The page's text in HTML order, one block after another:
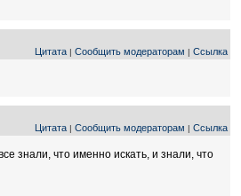
Цитата | Сообщить модераторам | Ссылка
Цитата | Сообщить модераторам | Ссылка
знали, что именно искать, и знали, что